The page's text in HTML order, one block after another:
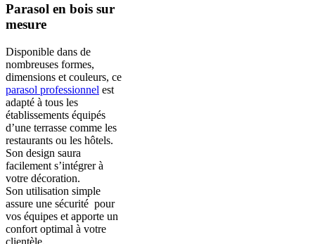
Parasol en bois sur
mesure
Disponible dans de
nombreuses formes,
dimensions et couleurs, ce
parasol professionnel est
adapté à tous les
établissements équipés
d’une terrasse comme les
restaurants ou les hôtels.
Son design saura
facilement s’intégrer à
votre décoration.
Son utilisation simple
assure une sécurité pour
vos équipes et apporte un
confort optimal à votre
clientèle.